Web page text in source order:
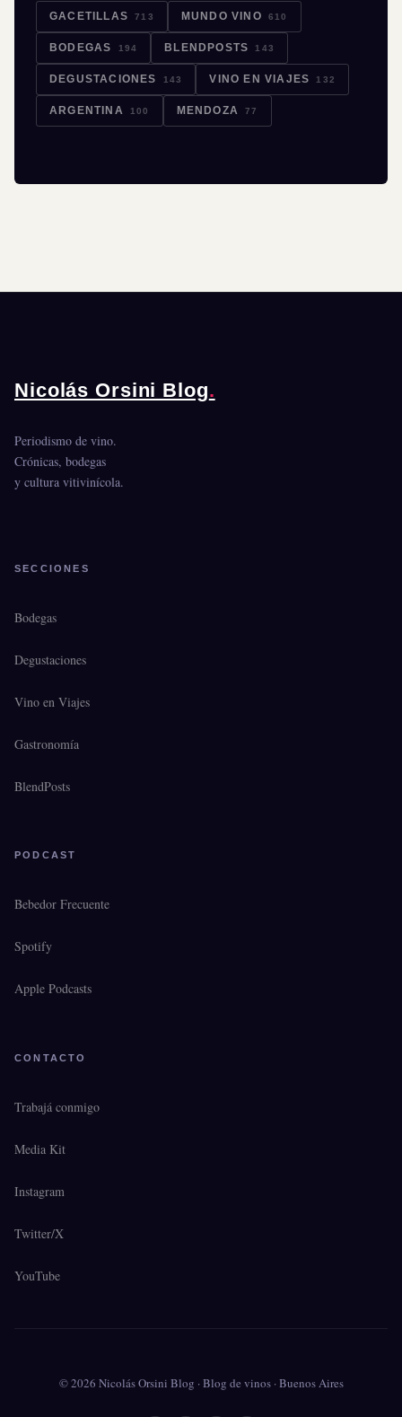
GACETILLAS 713 MUNDO VINO 610
BODEGAS 194 BLENDPOSTS 143
DEGUSTACIONES 143 VINO EN VIAJES 132
ARGENTINA 100 MENDOZA 77
Nicolás Orsini Blog.
Periodismo de vino.
Crónicas, bodegas
y cultura vitivinícola.
SECCIONES
Bodegas
Degustaciones
Vino en Viajes
Gastronomía
BlendPosts
PODCAST
Bebedor Frecuente
Spotify
Apple Podcasts
CONTACTO
Trabajá conmigo
Media Kit
Instagram
Twitter/X
YouTube
© 2026 Nicolás Orsini Blog · Blog de vinos · Buenos Aires